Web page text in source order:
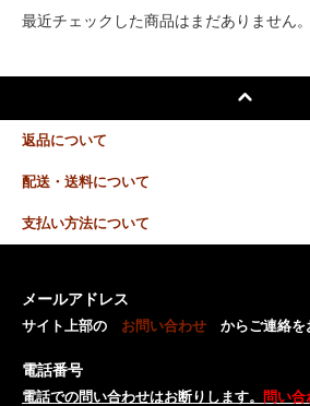
最近チェックした商品はまだありません。
返品について
配送・送料について
支払い方法について
メールアドレス
サイト上部の お問い合わせ からご連絡を
電話番号
電話での問い合わせはお断りします。
問い